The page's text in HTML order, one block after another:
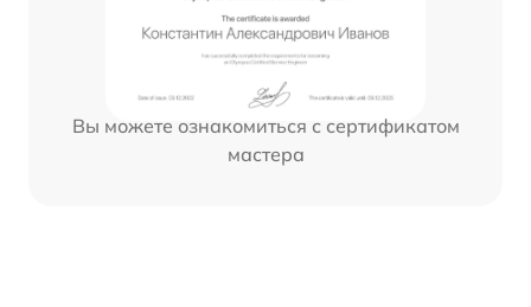
Вы можете ознакомиться с сертификатом
мастера